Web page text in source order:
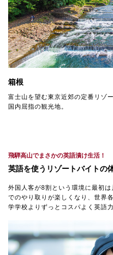
箱根
富士山を望む東京近郊の定番リゾ
国内屈指の観光地。
飛騨高山でまさかの英語漬け生活！
英語を使うリゾートバイトの
外国人客が8割という環境に最初
でのやり取りが楽しくなり、世界
学学校よりずっとコスパよく英語